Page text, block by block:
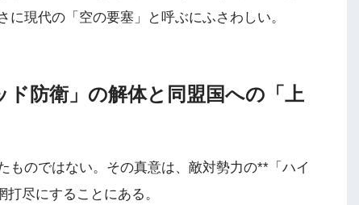
現代の「空の要塞」と呼ぶにふさわしい。
防衛」の解体と同盟国への「上
ものではない。その真意は、敵対勢力の**「ハイ
尽にすることにある。